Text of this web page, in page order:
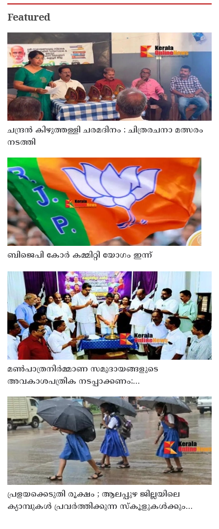
Featured
ചന്ദ്രൻ കിഴുത്തള്ളി ചരമദിനം : ചിത്രരചനാ മത്സരം
നടത്തി
ബിജെപി കോർ കമ്മിറ്റി യോഗം ഇന്ന്
മൺപാത്രനിർമ്മാണ സമുദായങ്ങളുടെ
അവകാശപത്രിക നടപ്പാക്കണം:
പ്രളയക്കെടുതി രൂക്ഷം ; ആലപ്പുഴ ജില്ലയിലെ
ക്യാമ്പുകൾ പ്രവർത്തിക്കുന്ന സ്കൂളുകൾക്കും